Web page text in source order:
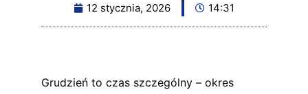
12 stycznia, 2026 14:31
Grudzień to czas szczególny – okres